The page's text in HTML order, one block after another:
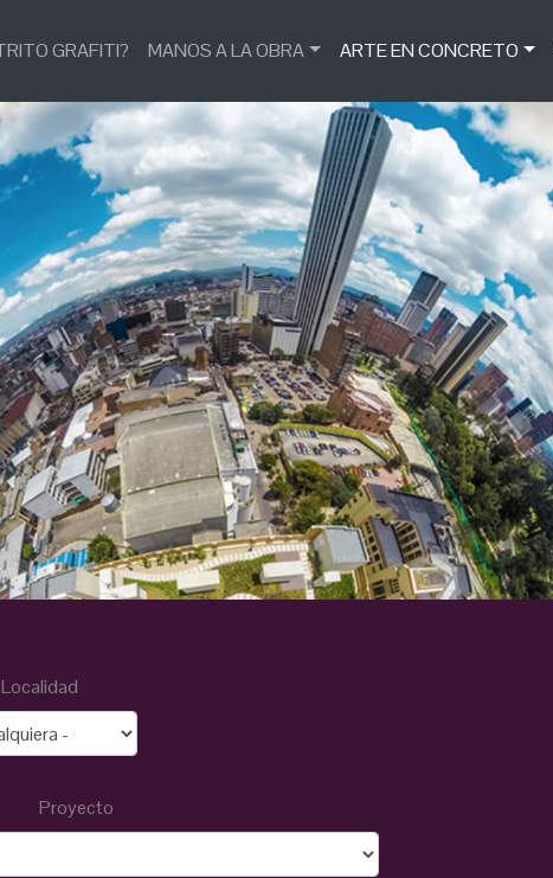
GRAFITI? MANOS A LA OBRA ARTE EN CONCRETO
Localidad
Proyecto